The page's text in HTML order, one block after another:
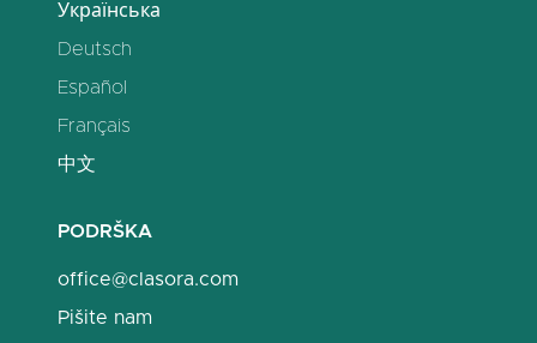
Українська
Deutsch
Español
Français
中文
PODRŠKA
office@clasora.com
Pišite nam